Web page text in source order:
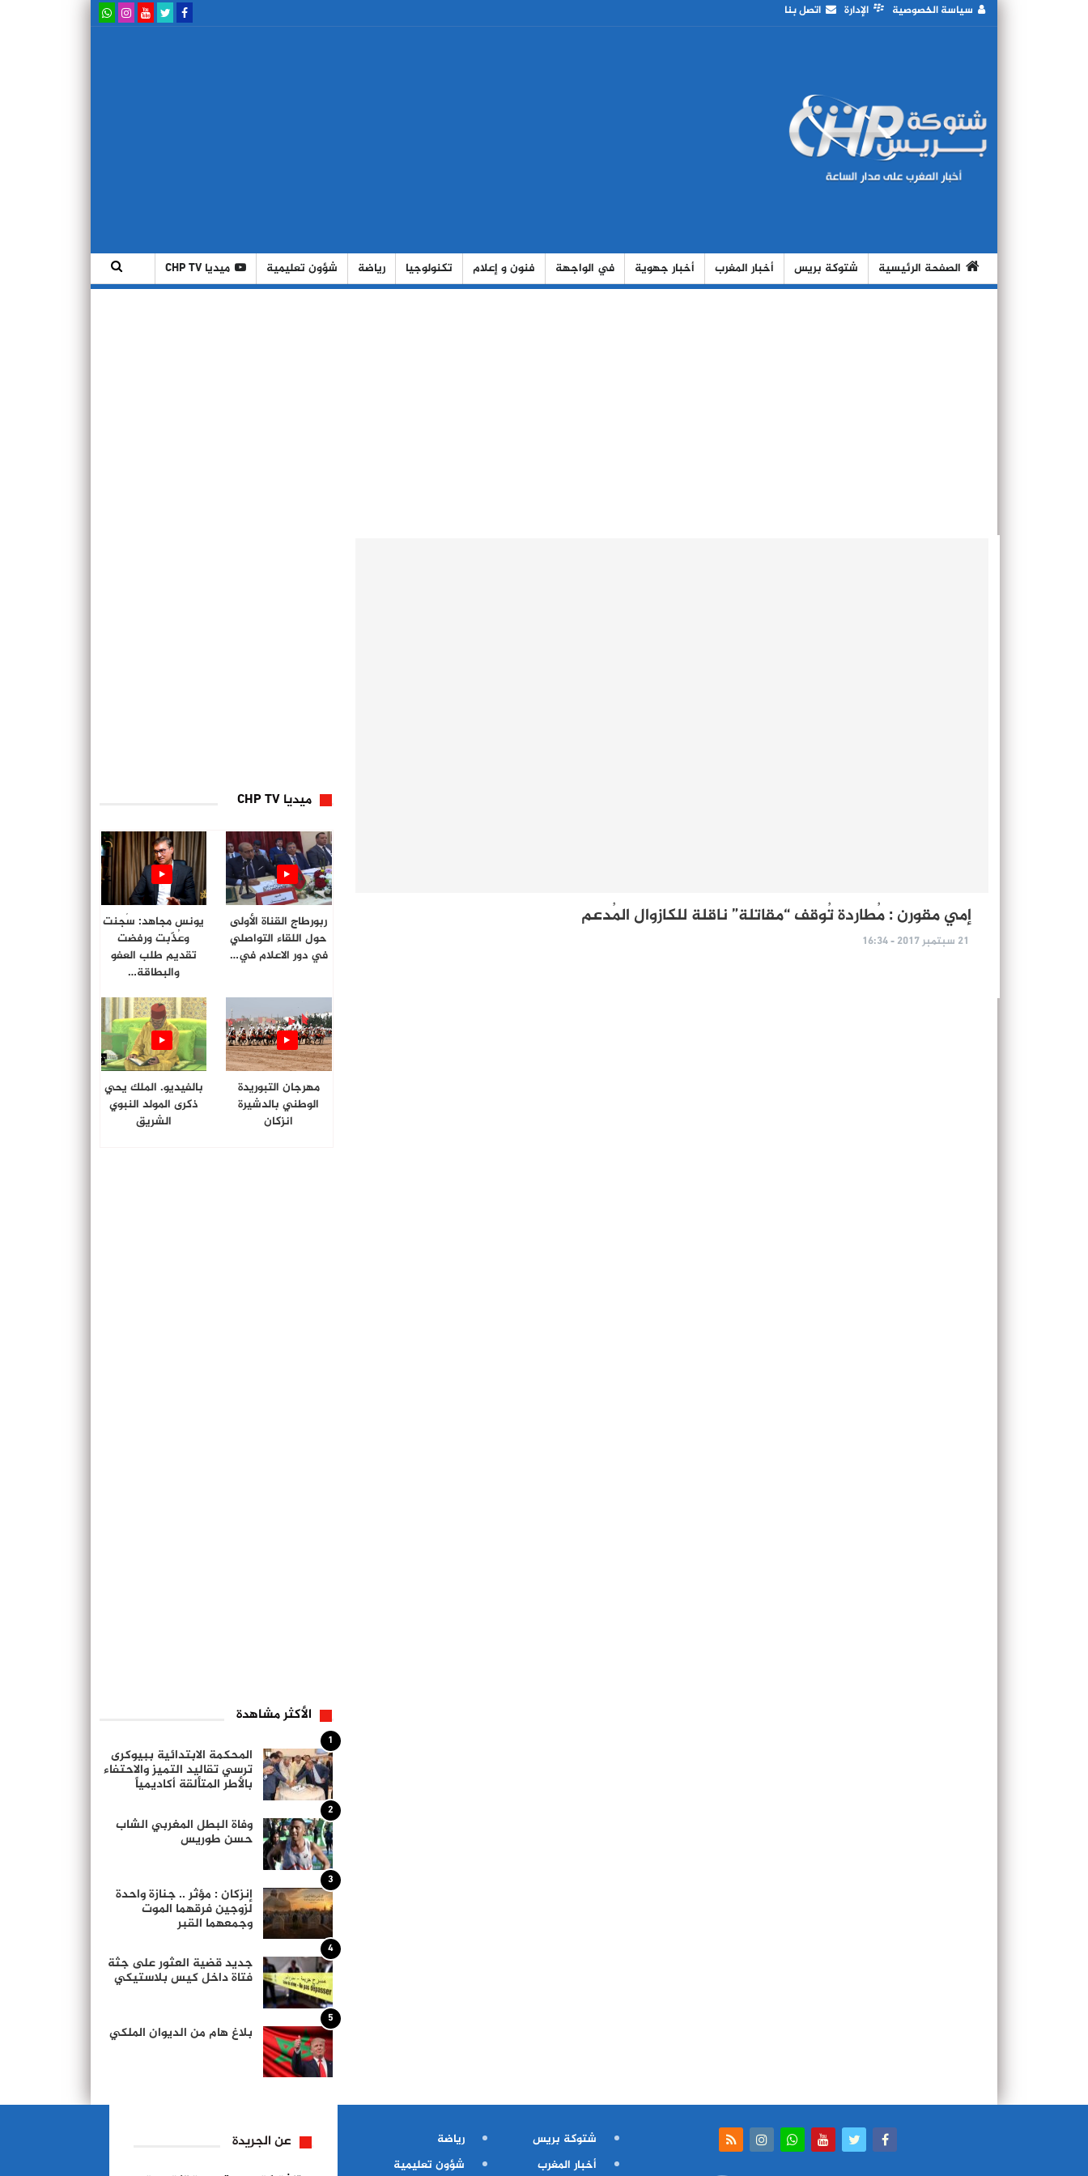
سياسة الخصوصية الإدارة اتصل بنا
الصفحة الرئيسية شتوكة بريس أخبار المغرب أخبار جهوية في الواجهة فنون و إعلام تكنولوجيا رياضة شؤون تعليمية ميديا CHP TV
إمي مقورن : مُطاردة تُوقف “مقاتلة” ناقلة للكازوال المُدعم
21 سبتمبر 2017 - 16:34
ميديا CHP TV
ربورطاج القناة الأولى
حول اللقاء التواصلي
في دور الاعلام في…
يونس مجاهد: سُجنت
وعُذّبت ورفضت
تقديم طلب العفو
والبطاقة…
مهرجان التبوريدة
الوطني بالدشيرة
انزكان
بالفيديو. الملك يحي
ذكرى المولد النبوي
الشريق
الأكثر مشاهدة
1
المحكمة الابتدائية ببيوكرى
ترسي تقاليد التميز والاحتفاء
بالأطر المتألقة أكاديمياً
2
وفاة البطل المغربي الشاب
حسن طوريس
3
إنزكان : مؤثر .. جنازة واحدة
لزوجين فرقهما الموت
وجمعهما القبر
4
جديد قضية العثور على جثة
فتاة داخل كيس بلاستيكي
5
بلاغ هام من الديوان الملكي
شتوكة بريس
أخبار المغرب
رياضة
شؤون تعليمية
عن الجريدة